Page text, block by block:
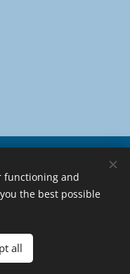
functioning and
the best possible
all